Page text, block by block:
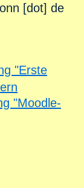
[dot] de
"Erste
"Moodle-